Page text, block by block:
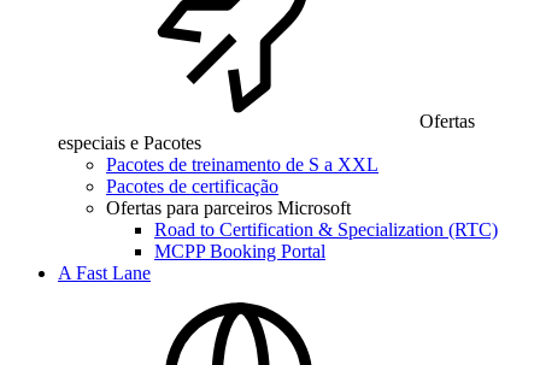
Ofertas
especiais e Pacotes
Pacotes de treinamento de S a XXL
Pacotes de certificação
Ofertas para parceiros Microsoft
Road to Certification & Specialization (RTC)
MCPP Booking Portal
A Fast Lane